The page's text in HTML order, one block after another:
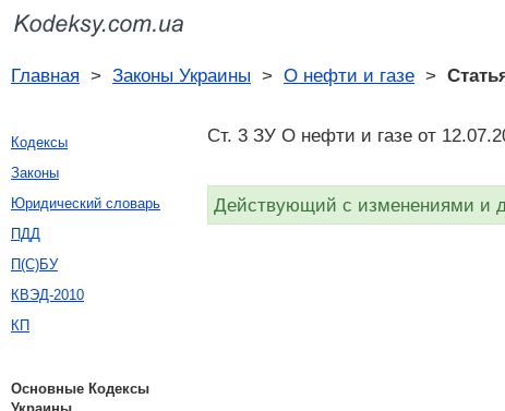
Главная > Законы Украины > О нефти и газе >
Ст. 3 ЗУ О нефти и газе от
Действующий с изменениями и
Кодексы
Законы
Юридический словарь
ПДД
П(С)БУ
КВЭД-2010
КП
Основные Кодексы